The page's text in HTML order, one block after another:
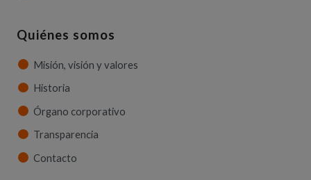
Quiénes somos
Misión, visión y valores
Historia
Órgano corporativo
Transparencia
Contacto